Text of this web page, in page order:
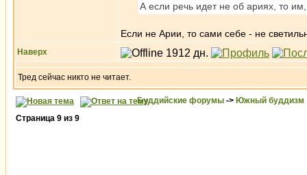
А если речь идет не об ариях, то
Если не Арии, то сами себе - не
Наверх
Тред сейчас никто не читает.
Буддийские форумы -> Южный буддизм
Страница 9 из 9